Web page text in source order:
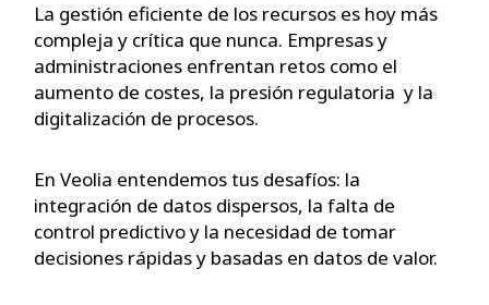
La gestión eficiente de los recursos es hoy más
compleja y crítica que nunca. Empresas y
administraciones enfrentan retos como el
aumento de costes, la presión regulatoria y la
digitalización de procesos.
En Veolia entendemos tus desafíos: la
integración de datos dispersos, la falta de
control predictivo y la necesidad de tomar
decisiones rápidas y basadas en datos de valor.